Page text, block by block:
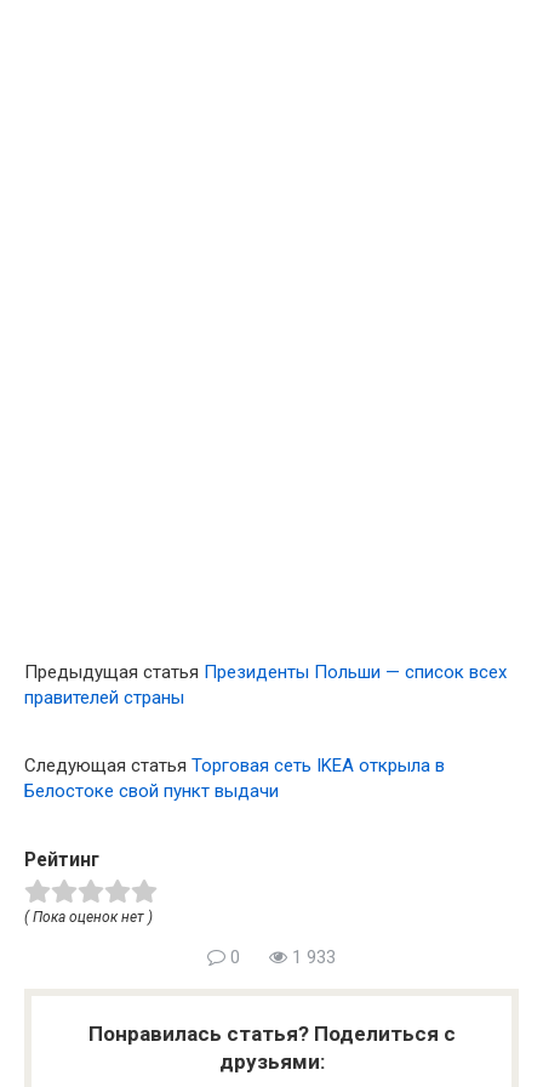
Предыдущая статья Президенты Польши — список всех
правителей страны
Следующая статья Торговая сеть IKEA открыла в
Белостоке свой пункт выдачи
Рейтинг
( Пока оценок нет )
0 1 933
Понравилась статья? Поделиться с
друзьями: